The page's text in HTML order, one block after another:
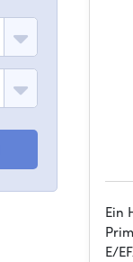
Ein
E/